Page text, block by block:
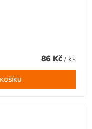
86 Kč / ks